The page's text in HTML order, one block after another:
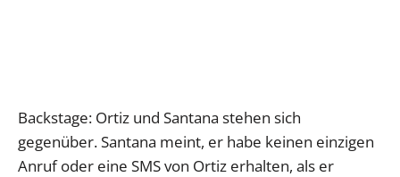
Backstage: Ortiz und Santana stehen sich
gegenüber. Santana meint, er habe keinen einzigen
Anruf oder eine SMS von Ortiz erhalten, als er